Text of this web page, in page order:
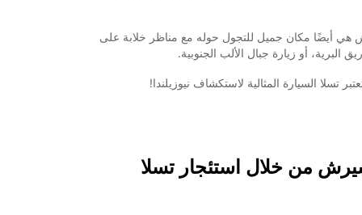
هي أيضًا مكان جميل للتجول حوله مع مناظر خلابة على
البرية، أو زيارة جبال الألب الجنوبية.
تسلا السيارة المثالية لاستكشاف نيوزيلندا!
من خلال استئجار تسلا